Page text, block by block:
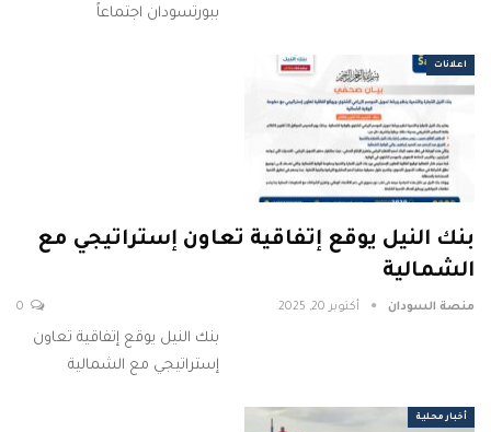
ببورتسودان اجتماعاً
اعلانات
بنك النيل يوقع إتفاقية تعاون إستراتيجي مع
الشمالية
منصة السودان أكتوبر 20, 2025
بنك النيل يوقع إتفاقية تعاون
إستراتيجي مع الشمالية
أخبار محلية